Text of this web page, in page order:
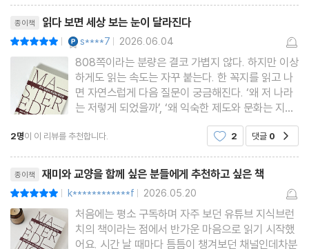
3장 세상을 바꾼 작은 것들의 역사
알고 보면 혁신적인 발명품, 테트라포드
컨테이너, 세계 경제를 바꾼 한 트럭 기사의 상상력
지식 혁명을 일으킨 구텐베르크, 인쇄기로 돈 번 사람은 따로 있다?
핼리가 없었다면 뉴턴도 없었다
피타고라스는 종교 집단의 수장이었다?
천동설 vs 지동설, 종교와 과학의 대립이 아니다
도량형 통일의 역사 ① 과학자들의 난제, 1미터 정하기
도량형 통일의 역사 ② 들랑브르와 메솅 원정대
조선 시대 언어 천재 신숙주의 7개 국어 학습법
영어 이름에 관한 필수 상식 5가지
종이책 읽다 보면 세상 보는 눈이 달라진다
| s****7 | 2026.06.04
808쪽이라는 분량은 결코 가볍지 않다. 하지만 이상
하게도 읽는 속도는 자꾸 붙는다. 한 꼭지를 읽고 나
면 자연스럽게 다음 질문이 궁금해진다. ‘왜 저 나라
는 저렇게 되었을까’, ‘왜 익숙한 제도와 문화는 지금
의 모습이 되었을까’, ‘우리는 어떻게 이런 방식으로
살아가게 되었을까.’ 읽다 보면 호기심이 호기심을
만 명확히 알
2명이 이 리뷰를 추천합니다. 2 댓글 0
종이책 재미와 교양을 함께 싶은 분들에게 추천하고 싶은 책
| k************f | 2026.05.20
처음에는 평소 구독하며 자주 보던 유튜브 지식브런
치의 책이라는 점에서 반가운 마음으로 읽기 시작했
어요. 시간 날 때마다 틈틈이 챙겨보던 채널인데차분